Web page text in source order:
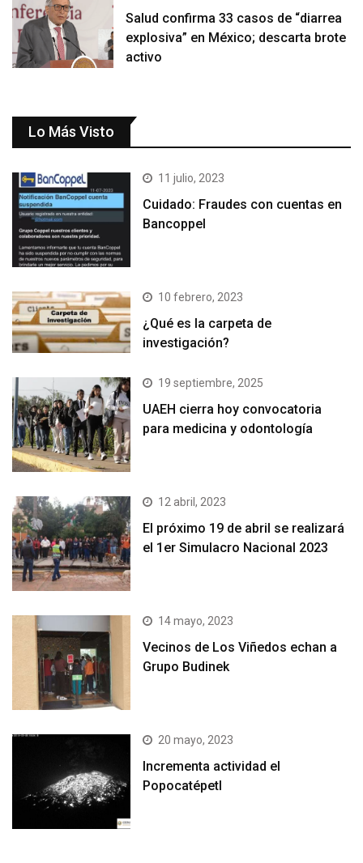
Salud confirma 33 casos de “diarrea
explosiva” en México; descarta brote
activo
Lo Más Visto
11 julio, 2023
Cuidado: Fraudes con cuentas en
Bancoppel
10 febrero, 2023
¿Qué es la carpeta de
investigación?
19 septiembre, 2025
UAEH cierra hoy convocatoria
para medicina y odontología
12 abril, 2023
El próximo 19 de abril se realizará
el 1er Simulacro Nacional 2023
14 mayo, 2023
Vecinos de Los Viñedos echan a
Grupo Budinek
20 mayo, 2023
Incrementa actividad el
Popocatépetl